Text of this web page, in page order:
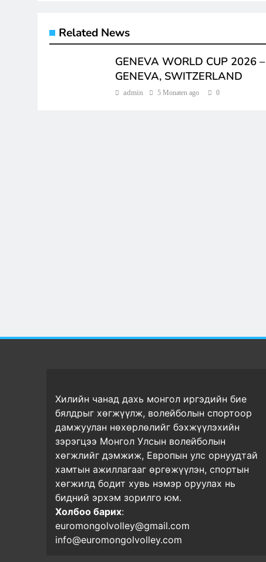
Related News
GENEVA WORLD CUP 2026 –
GENEVA, SWITZERLAND
admin 5 Monaten ago 0
Хилийн чанад дахь монгол иргэдийн бие
бялдрыг хөгжүүлж, волейболын спортоор
дамжуулан нөхөрлөлийг бэхжүүлэхийн
зэрэгцээ Монгол Улсын волейболын
хөгжлийг дэмжиж, Европын улс орнуудтай
хамтын ажиллагааг өргөжүүлэн, спортын
хөгжилд бодит хувь нэмэр оруулах нь
бидний эрхэм зорилго юм.
Холбоо барих:
euromongolvolley@gmail.com
info@euromongolvolley.com